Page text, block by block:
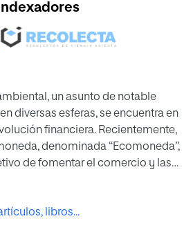
Indexadores
un asunto de notable
diversas esferas, se encuentra en
financiera. Recientemente,
denominada “Ecomoneda”,
de fomentar el comercio y las
en algunas naciones. Este
sin embargo, una serie de
un análisis exhaustivo. En
libros...